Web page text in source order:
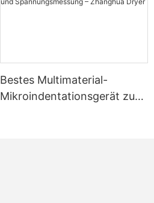
Bestes Multimaterial-
Mikroindentationsgerät zur